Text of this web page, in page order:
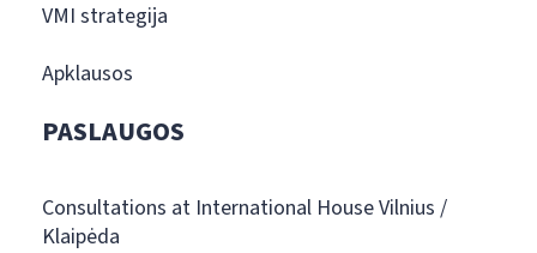
VMI strategija
Apklausos
PASLAUGOS
Consultations at International House Vilnius /
Klaipėda